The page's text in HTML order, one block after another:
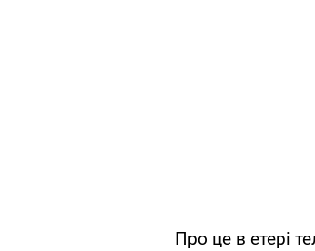
Про це в етері